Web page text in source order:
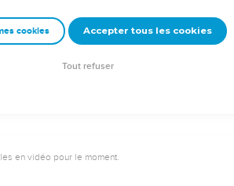
de Juda et d'Israël.
et on l'ensevelit au plus haut des
honneur à sa mort ; et Manassé,
en vidéo pour le moment.
cookies Accepter tous les cookies
Tout refuser